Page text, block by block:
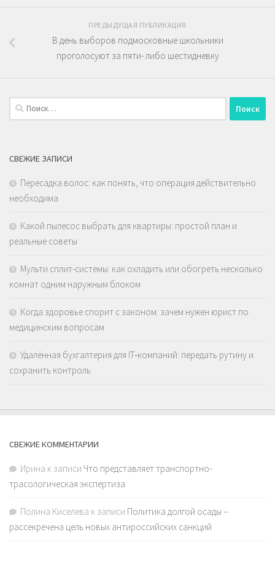
ПРЕДЫДУЩАЯ ПУБЛИКАЦИЯ
В день выборов подмосковные школьники
проголосуют за пяти- либо шестидневку
Найти:
СВЕЖИЕ ЗАПИСИ
Пересадка волос: как понять, что операция действительно
необходима
Какой пылесос выбрать для квартиры: простой план и
реальные советы
Мульти сплит-системы: как охладить или обогреть несколько
комнат одним наружным блоком
Когда здоровье спорит с законом: зачем нужен юрист по
медицинским вопросам
Удалённая бухгалтерия для IT‑компаний: передать рутину и
сохранить контроль
СВЕЖИЕ КОММЕНТАРИИ
Ирина к записи Что представляет транспортно-
трасологическая экспертиза
Полина Киселева к записи Политика долгой осады –
рассекречена цель новых антироссийских санкций